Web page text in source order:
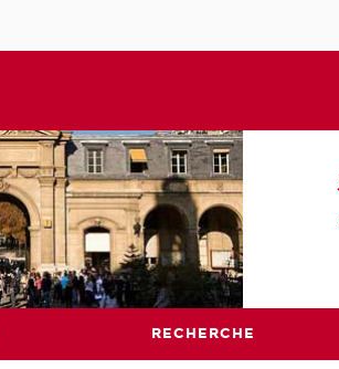
RECHERCHE